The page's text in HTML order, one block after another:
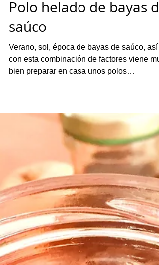
31 ago 2020
1 min de lectura
Polo helado de bayas de
saúco
Verano, sol, época de bayas de saúco, así
tiene el saúco. Preparar helados de hielo no
tiene ninguna dificultad, sólo tienes que
tener imaginación, ingredientes que te
motiven y unos moldes. A falta de moldes
otras ocasiones hemos reutilizado los
vasitos de yogur o los moldes para flanes,
las ingenias para ponerle un palito en el
centro y adelante. Lo